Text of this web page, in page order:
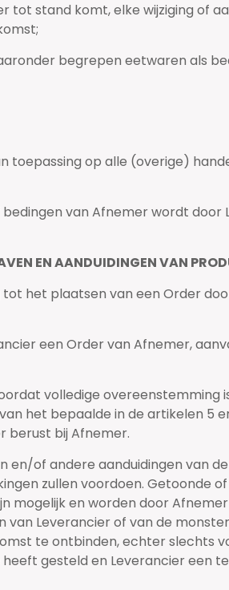
stand komt, elke wijziging of
begrepen eetwaren als
toepassing op alle (overige)
van Afnemer wordt door
EN AANDUIDINGEN VAN
het plaatsen van een Order
een Order van Afnemer,
volledige overeenstemming
het bepaalde in de artikelen 5
berust bij Afnemer.
of andere aanduidingen van
zullen voordoen. Getoonde
mogelijk en worden door
Leverancier of van de
te ontbinden, echter slechts
gesteld en Leverancier een